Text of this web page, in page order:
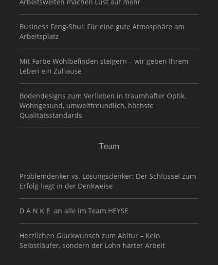
Business Feng-Shui: Für eine gute Atmosphäre am
Arbeitsplatz
Mit Farbe Wohlbefinden steigern – wir geben Ihrem
Leben ein Zuhause
Bodendesigns zum Verlieben in traumhafter Optik.
Wohngesund, umweltfreundlich, höchste
Qualitätsstandards
Team
Problemdenker vs. Lösungsdenker: Der Schlüssel zum
Erfolg liegt in der Denkweise
D A N K E an alle im Team HEYSE
Herzlichen Glückwunsch zum Abitur – Kein
Selbstläufer, sondern der Lohn harter Arbeit